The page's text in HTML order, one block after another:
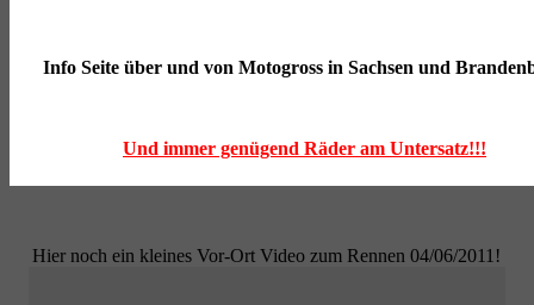
Info Seite über und von Motogross in Sachsen und
Und immer genügend Räder am Untersatz!!!
Hier noch ein kleines Vor-Ort Video zum Rennen 04/06/2011!